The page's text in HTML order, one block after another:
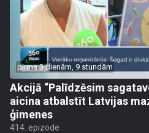
pirms 3 dienām, 9 stundām
Akcijā “Palīdzēsim
aicina atbalstīt Latvijas
ģimenes
414. epizode